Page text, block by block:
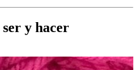
y hacer